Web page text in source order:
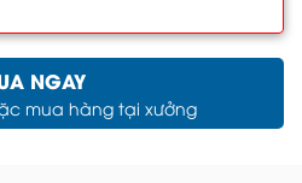
NGAY
mua hàng tại xưởng